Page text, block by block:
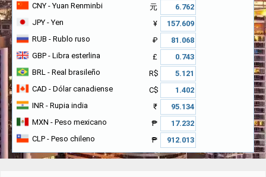
CNY - Yuan Renminbi
元
JPY - Yen
¥
RUB - Rublo ruso
₽
GBP - Libra esterlina
£
BRL - Real brasileño
R$
CAD - Dólar canadiense
C$
INR - Rupia india
₹
MXN - Peso mexicano
₱
CLP - Peso chileno ₱